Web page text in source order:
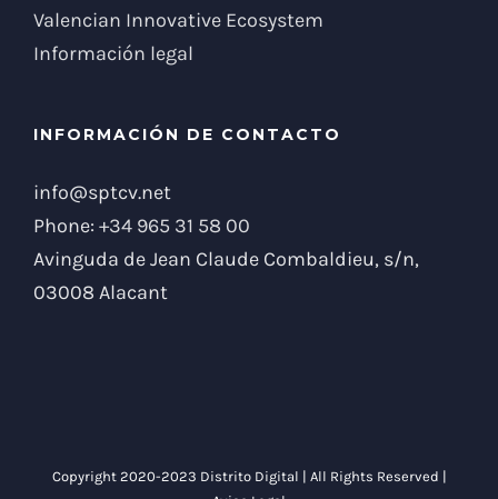
Valencian Innovative Ecosystem
Información legal
INFORMACIÓN DE CONTACTO
info@sptcv.net
Phone: +34 965 31 58 00
Avinguda de Jean Claude Combaldieu, s/n,
03008 Alacant
Copyright 2020-2023 Distrito Digital | All Rights Reserved |